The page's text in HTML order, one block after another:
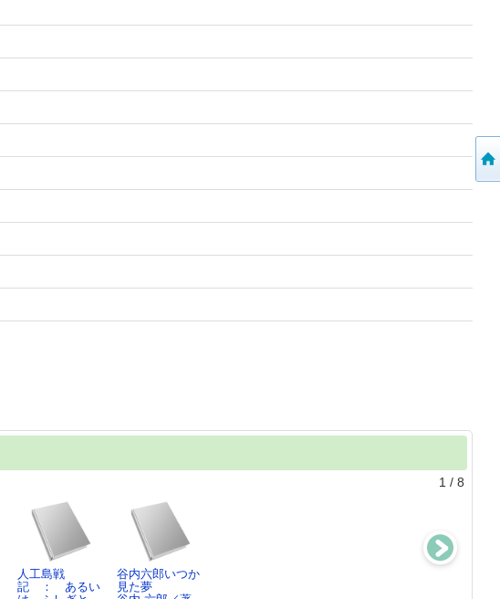
1 / 8
人工島戦
記 ： あるい
谷内六郎いつか
見た夢